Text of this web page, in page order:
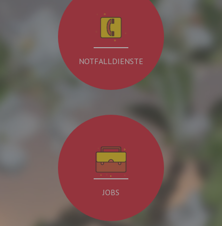
NOTFALLDIENSTE
JOBS